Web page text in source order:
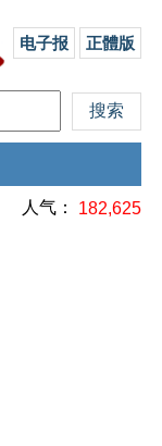
电子报 正體版
人气： 182,625